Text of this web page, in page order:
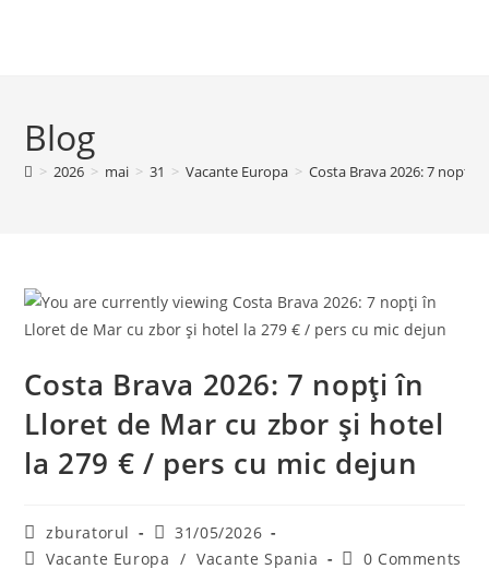
Blog
> 2026 > mai > 31 > Vacante Europa > Costa Brava 2026: 7 nopți
Costa Brava 2026: 7 nopți în
Lloret de Mar cu zbor și hotel
la 279 € / pers cu mic dejun
Post
author:
zburatorul
Post
published:
31/05/2026
PostVacante Europa / Vacante Spania
Post0 Comments